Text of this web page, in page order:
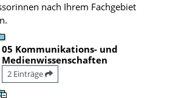
nach Ihrem Fachgebiet
05 Kommunikations- und
Medienwissenschaften
2 Einträge